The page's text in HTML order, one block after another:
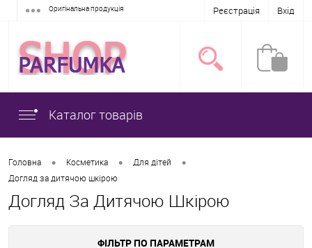
Оригінальна продукція Реєстрація Вхід
Каталог товарів
Головна • Косметика • Для дітей •
Догляд за дитячою шкірою
Догляд За Дитячою Шкірою
ФІЛЬТР ПО ПАРАМЕТРАМ